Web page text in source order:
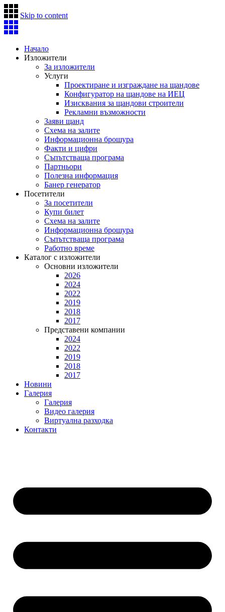
Skip to content
Начало
Изложители
За изложители
Услуги
Проектиране и изграждане на щандове
Конфигуратор на щандове на ИЕЦ
Изисквания за щандови строители
Рекламни възможности
Заяви щанд
Схема на залите
Информационна брошура
Факти и цифри
Съпътстваща програма
Партньори
Полезна информация
Банер генератор
Посетители
За посетители
Купи билет
Схема на залите
Информационна брошура
Съпътстваща програма
Работно време
Каталог с изложители
Основни изложители
2026
2024
2022
2019
2018
2017
Представени компании
2024
2022
2019
2018
2017
Новини
Галерия
Галерия
Видео галерия
Виртуална разходка
Контакти